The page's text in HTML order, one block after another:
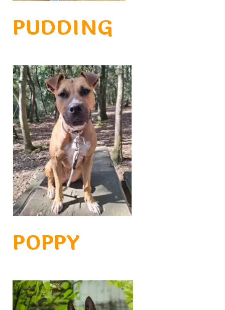
PUDDING
POPPY